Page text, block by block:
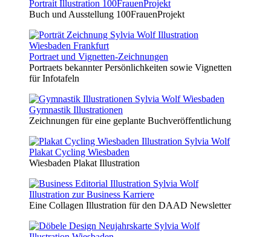
Portrait Illustration 100FrauenProjekt
Buch und Ausstellung 100FrauenProjekt
Portraet und Vignetten-Zeichnungen
Portraets bekannter Persönlichkeiten sowie Vignetten
für Infotafeln
Gymnastik Illustrationen
Zeichnungen für eine geplante Buchveröffentlichung
Plakat Cycling Wiesbaden
Wiesbaden Plakat Illustration
Illustration zur Business Karriere
Eine Collagen Illustration für den DAAD Newsletter